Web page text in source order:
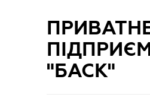
"БАСК"